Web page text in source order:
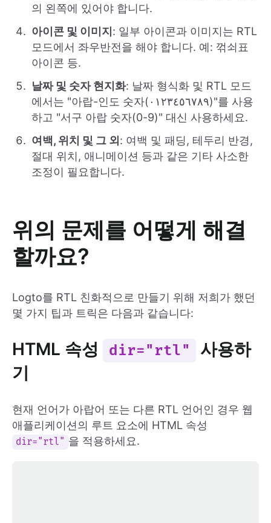
의 왼쪽에 있어야 합니다.
아이콘 및 이미지 : 일부 아이콘과 이미지는 RTL
모드에서 좌우반전을 해야 합니다. 예: 꺾쇠표
아이콘 등.
날짜 및 숫자 현지화: 날짜 형식화 및 RTL 모드
에서는 "아랍-인도 숫자(٠١٢٣٤٥٦٧٨٩)"를 사용
하고 "서구 아랍 숫자(0-9)" 대신 사용하세요.
여백, 위치 및 그 외 : 여백 및 패딩, 테두리 반경,
절대 위치, 애니메이션 등과 같은 기타 사소한
조정이 필요합니다.
위의 문제를 어떻게 해결
할까요?
Logto를 RTL 친화적으로 만들기 위해 저희가 했던
몇 가지 팁과 트릭은 다음과 같습니다:
HTML 속성 dir="rtl"
사용하
기
현재 언어가 아랍어 또는 다른 RTL 언어인 경우 웹
애플리케이션의 루트 요소에 HTML 속성
dir="rtl" 을 적용하세요.